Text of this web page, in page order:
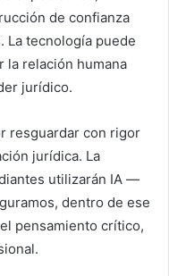
de confianza
La tecnología puede
la relación humana
jurídico.
resguardar con rigor
jurídica. La
utilizarán IA —
dentro de ese
pensamiento crítico,